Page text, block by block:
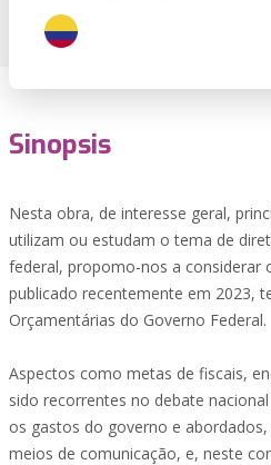
Sinopsis
Nesta obra, de interesse geral,
utilizam ou estudam o tema de
federal, propomo-nos a considerar
publicado recentemente em 2023,
Orçamentárias do Governo Federal.
Aspectos como metas de fiscais,
sido recorrentes no debate
os gastos do governo e
meios de comunicação, e, neste